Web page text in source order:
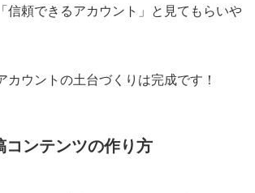
信頼できるアカウント」と見てもらいや
カウントの土台づくりは完成です！
コンテンツの作り方